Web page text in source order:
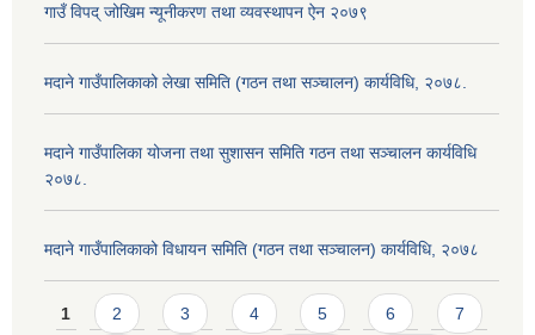
गाउँ विपद् जोखिम न्यूनीकरण तथा व्यवस्थापन ऐन २०७९
मदाने गाउँपालिकाको लेखा समिति (गठन तथा सञ्चालन) कार्यविधि, २०७८.
मदाने गाउँपालिका योजना तथा सुशासन समिति गठन तथा सञ्चालन कार्यविधि
२०७८.
मदाने गाउँपालिकाको विधायन समिति (गठन तथा सञ्चालन) कार्यविधि, २०७८
Pages
1 2 3 4 5 6 7